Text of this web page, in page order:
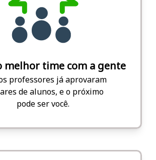
melhor time com a gente
professores já aprovaram
de alunos, e o próximo
pode ser você.